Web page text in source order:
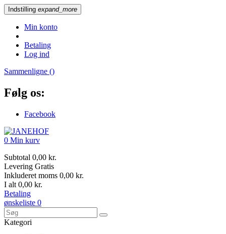
Indstilling expand_more
Min konto
Betaling
Log ind
Sammenligne ()
Følg os:
Facebook
0 Min kurv
Subtotal 0,00 kr.
Levering Gratis
Inkluderet moms 0,00 kr.
I alt 0,00 kr.
Betaling
ønskeliste 0
Kategori